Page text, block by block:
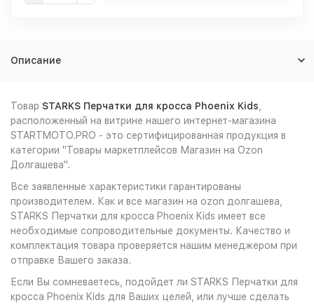
Описание
Товар STARKS Перчатки для кросса Phoenix Kids
расположенный на витрине нашего интернет-магазина
STARTMOTO.PRO - это сертифицированная продукция в
категории "Товары маркетплейсов Магазин на Ozon
Долгашева".
Все заявленные характеристики гарантированы
производителем. Как и все магазин на ozon долгашева,
STARKS Перчатки для кросса Phoenix Kids имеет все
необходимые сопроводительные документы. Качество и
комплектация товара проверяется нашим менеджером при
отправке Вашего заказа.
Если Вы сомневаетесь, подойдет ли STARKS Перчатки для
кросса Phoenix Kids для Ваших целей, или лучше сделать